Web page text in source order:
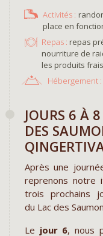
place en
Repas : repas
nourriture de
les produits
Hébergement :
JOURS 6 À
DES
Après une
reprenons notre
trois prochains
du Lac des
Le jour 6, nous